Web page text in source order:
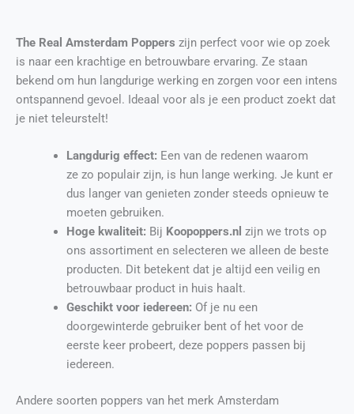
The Real Amsterdam Poppers zijn perfect voor wie op zoek
is naar een krachtige en betrouwbare ervaring. Ze staan
bekend om hun langdurige werking en zorgen voor een intens
ontspannend gevoel. Ideaal voor als je een product zoekt dat
je niet teleurstelt!
Langdurig effect: Een van de redenen waarom
ze zo populair zijn, is hun lange werking. Je kunt er
dus langer van genieten zonder steeds opnieuw te
moeten gebruiken.
Hoge kwaliteit: Bij Koopoppers.nl zijn we trots op
ons assortiment en selecteren we alleen de beste
producten. Dit betekent dat je altijd een veilig en
betrouwbaar product in huis haalt.
Geschikt voor iedereen: Of je nu een
doorgewinterde gebruiker bent of het voor de
eerste keer probeert, deze poppers passen bij
iedereen.
Andere soorten poppers van het merk Amsterdam